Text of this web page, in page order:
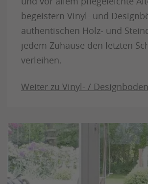
begeistern Vinyl- und
authentischen Holz- und
jedem Zuhause den letzten
verleihen.
Weiter zu Vinyl- / Designboden